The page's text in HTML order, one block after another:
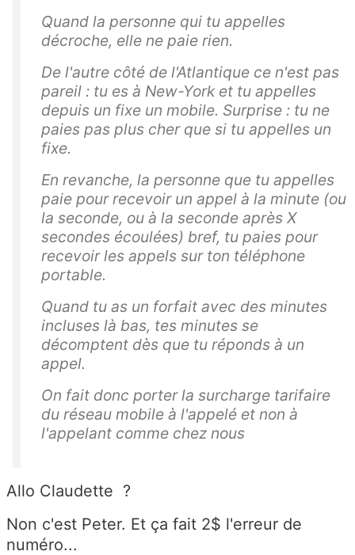
Quand la personne qui tu appelles
décroche, elle ne paie rien.
De l'autre côté de l'Atlantique ce n'est pas
pareil : tu es à New-York et tu appelles
depuis un fixe un mobile. Surprise : tu ne
paies pas plus cher que si tu appelles un
fixe.
En revanche, la personne que tu appelles
paie pour recevoir un appel à la minute (ou
la seconde, ou à la seconde après X
secondes écoulées) bref, tu paies pour
recevoir les appels sur ton téléphone
portable.
Quand tu as un forfait avec des minutes
incluses là bas, tes minutes se
décomptent dès que tu réponds à un
appel.
On fait donc porter la surcharge tarifaire
du réseau mobile à l'appelé et non à
l'appelant comme chez nous
Allo Claudette ?
Non c'est Peter. Et ça fait 2$ l'erreur de
numéro...